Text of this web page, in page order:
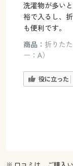
洗濯物が多い
裕で入るし、
も便利です。
商品： 折りた
ー：A）
役に立った